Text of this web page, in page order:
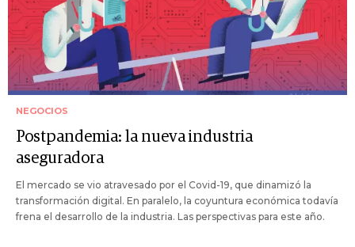
NEGOCIOS
Postpandemia: la nueva industria
aseguradora
El mercado se vio atravesado por el Covid-19, que dinamizó la
transformación digital. En paralelo, la coyuntura económica todavía
frena el desarrollo de la industria. Las perspectivas para este año.